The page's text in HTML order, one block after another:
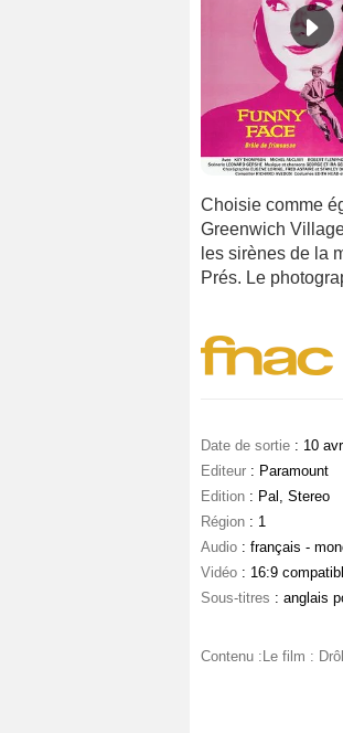
Choisie comme
Greenwich
les sirènes de la
Prés. Le
Date de sortie : 10
Editeur : Paramount
Edition : Pal, Stereo
Région : 1
Audio : français -
Vidéo : 16:9
Sous-titres : anglais
Contenu :Le film :